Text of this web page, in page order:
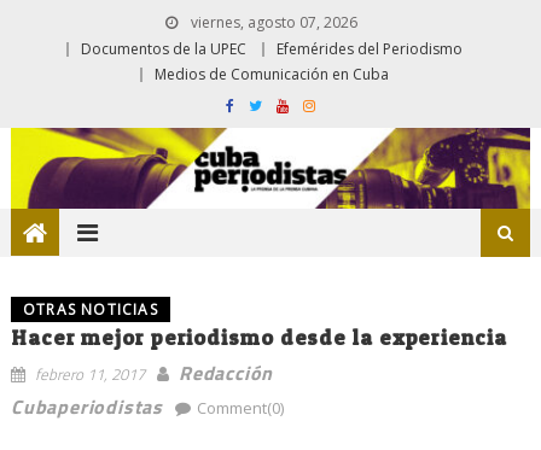
viernes, agosto 07, 2026
Documentos de la UPEC
Efemérides del Periodismo
Medios de Comunicación en Cuba
OTRAS NOTICIAS
Hacer mejor periodismo desde la experiencia
febrero 11, 2017
Redacción
Cubaperiodistas
Comment(0)